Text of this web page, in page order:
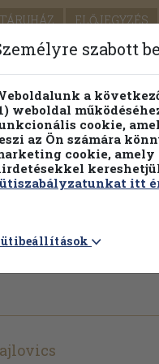
ELŐJEGYZÉS
PILLANATNYI
szabott
a
weboldal
cookie,
az Ön számára
cookie, amely
itt